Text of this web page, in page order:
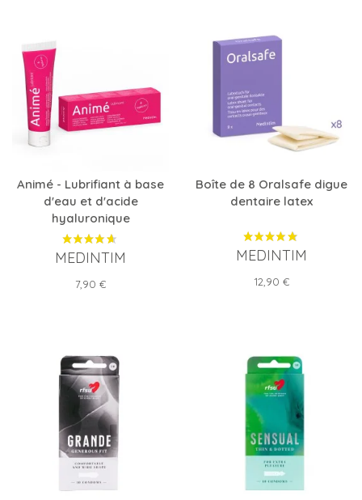
Animé - Lubrifiant à base
d'eau et d'acide
hyaluronique
MEDINTIM
Prix
7,90 €
Boîte de 8 Oralsafe digue
dentaire latex
MEDINTIM
Prix
12,90 €